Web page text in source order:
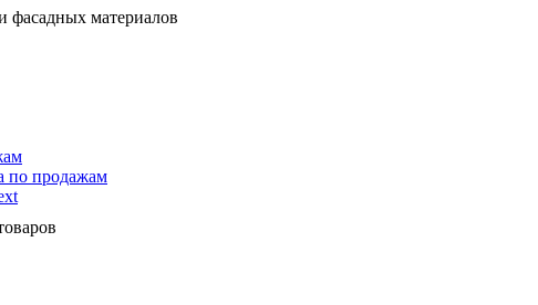
фасадных материалов
по продажам